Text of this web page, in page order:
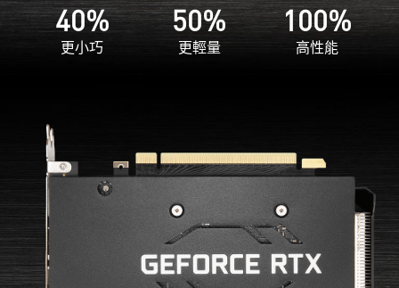
40%
更小巧
50%
更輕量
100%
高性能